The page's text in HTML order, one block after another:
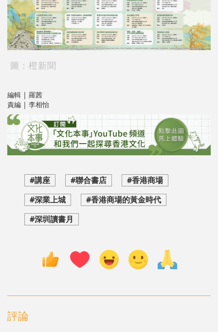
圖：橙新聞
編輯 | 羅茜
責編 | 李相怡
#講座 #聯合書店
#香港商場
#深業上城
#香港商場的黃金時代
#深圳讀書月
評論